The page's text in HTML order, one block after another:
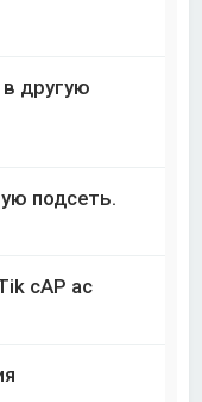
другую
подсеть.
cAP ac